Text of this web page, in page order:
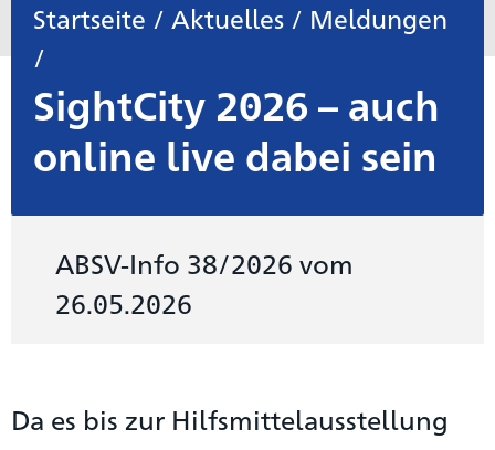
Startseite / Aktuelles / Meldungen
/
SightCity 2026 – auch
online live dabei sein
ABSV-Info 38/2026 vom
26.05.2026
Da es bis zur Hilfsmittelausstellung